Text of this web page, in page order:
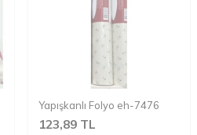
Yapışkanlı Folyo eh-7476
123,89 TL